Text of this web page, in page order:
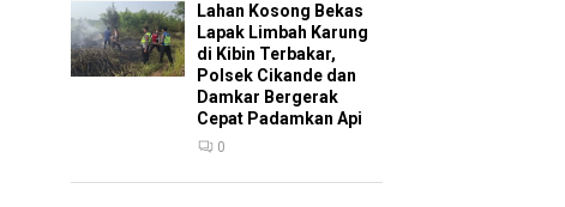
Lahan Kosong Bekas
Lapak Limbah Karung
di Kibin Terbakar,
Polsek Cikande dan
Damkar Bergerak
Cepat Padamkan Api
0